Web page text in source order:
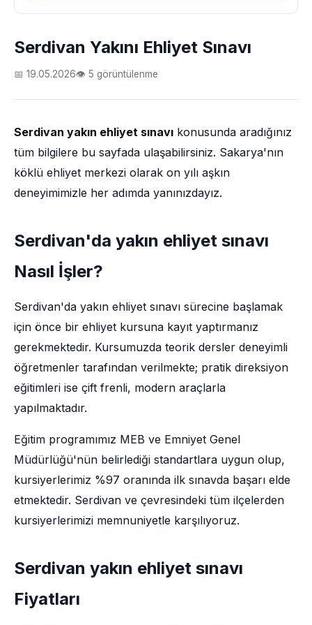
Serdivan Yakını Ehliyet Sınavı
📅 19.05.2026👁 5 görüntülenme
Serdivan yakın ehliyet sınavı konusunda aradığınız
tüm bilgilere bu sayfada ulaşabilirsiniz. Sakarya'nın
köklü ehliyet merkezi olarak on yılı aşkın
deneyimimizle her adımda yanınızdayız.
Serdivan'da yakın ehliyet sınavı
Nasıl İşler?
Serdivan'da yakın ehliyet sınavı sürecine başlamak
için önce bir ehliyet kursuna kayıt yaptırmanız
gerekmektedir. Kursumuzda teorik dersler deneyimli
öğretmenler tarafından verilmekte; pratik direksiyon
eğitimleri ise çift frenli, modern araçlarla
yapılmaktadır.
Eğitim programımız MEB ve Emniyet Genel
Müdürlüğü'nün belirlediği standartlara uygun olup,
kursiyerlerimiz %97 oranında ilk sınavda başarı elde
etmektedir. Serdivan ve çevresindeki tüm ilçelerden
kursiyerlerimizi memnuniyetle karşılıyoruz.
Serdivan yakın ehliyet sınavı
Fiyatları